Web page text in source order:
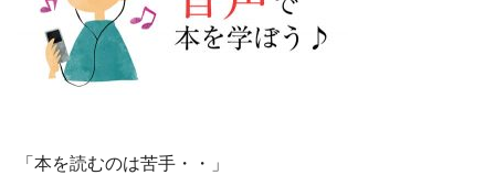
「本を読むのは苦手・・」